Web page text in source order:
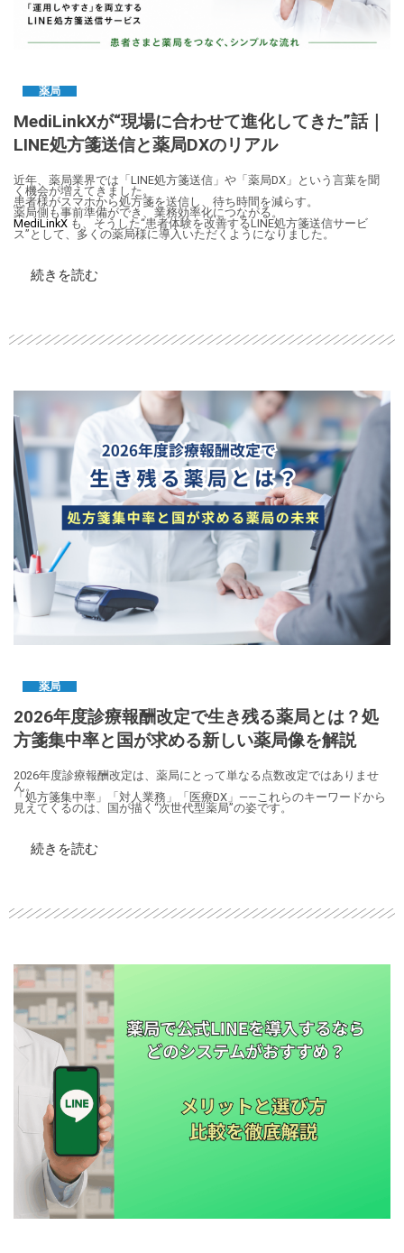
薬局
MediLinkXが“現場に合わせて進化してきた”話｜
LINE処方箋送信と薬局DXのリアル
近年、薬局業界では「LINE処方箋送信」や「薬局DX」という言葉を聞
く機会が増えてきました。
患者様がスマホから処方箋を送信し、待ち時間を減らす。
薬局側も事前準備ができ、業務効率化につながる。
MediLinkX も、そうした“患者体験を改善するLINE処方箋送信サービ
ス”として、多くの薬局様に導入いただくようになりました。
続きを読む
薬局
2026年度診療報酬改定で生き残る薬局とは？処
方箋集中率と国が求める新しい薬局像を解説
2026年度診療報酬改定は、薬局にとって単なる点数改定ではありませ
ん。
「処方箋集中率」「対人業務」「医療DX」――これらのキーワードから
見えてくるのは、国が描く“次世代型薬局”の姿です。
続きを読む